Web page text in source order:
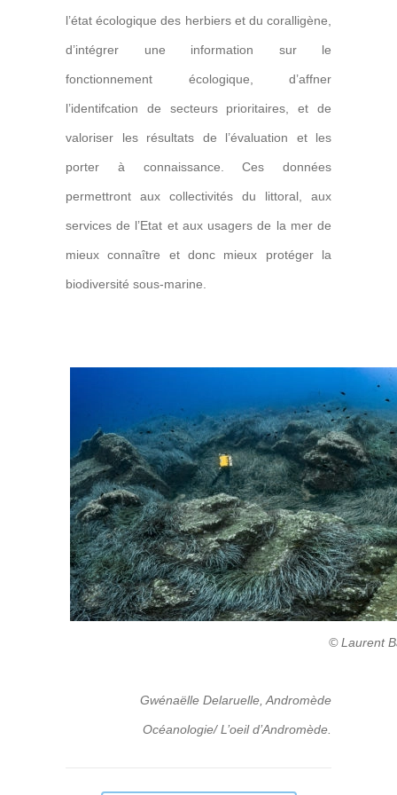
l’état écologique des herbiers et du coralligène,
d’intégrer une information sur le
fonctionnement écologique, d’affner
l’identifcation de secteurs prioritaires, et de
valoriser les résultats de l’évaluation et les
porter à connaissance.Ces données
permettront aux collectivités du littoral, aux
services de l’Etat et aux usagers de la mer de
mieux connaître et donc mieux protéger la
biodiversité sous-marine.
© Laurent
Gwénaëlle Delaruelle, Andromède
Océanologie/ L’oeil d’Andromède.